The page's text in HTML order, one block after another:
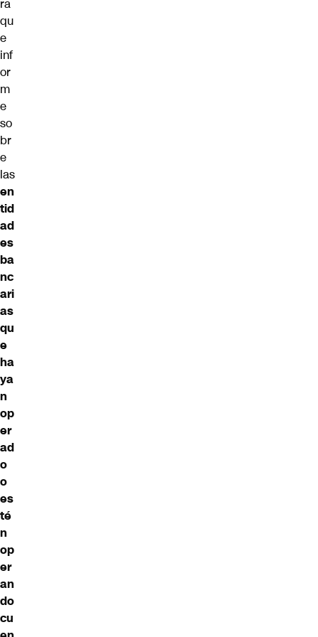
ra
qu
e
inf
or
m
e
so
br
e
las
en
tid
ad
es
ba
nc
ari
as
qu
e
ha
ya
n
op
er
ad
o
o
es
té
n
op
er
an
do
cu